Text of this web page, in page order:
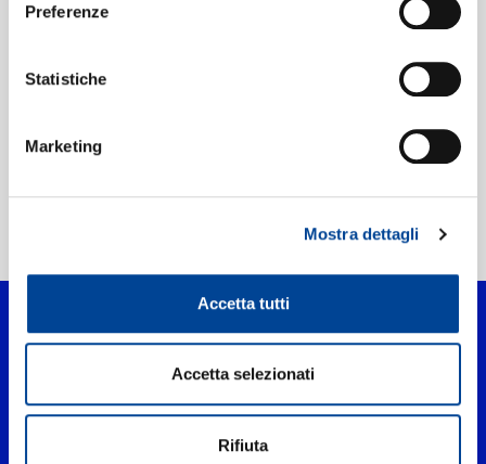
Preferenze
Statistiche
Marketing
Mostra dettagli
Accetta tutti
Accetta selezionati
Rifiuta
No Time To Die